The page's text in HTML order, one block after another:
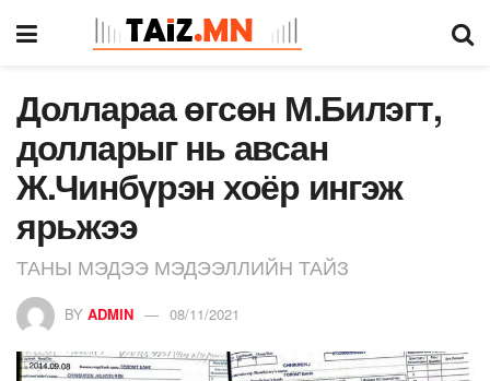
Доллараа өгсөн М.Билэгт,
долларыг нь авсан
Ж.Чинбүрэн хоёр ингэж
ярьжээ
ТАНЫ МЭДЭЭ МЭДЭЭЛЛИЙН ТАЙЗ
BY ADMIN 08/11/2021